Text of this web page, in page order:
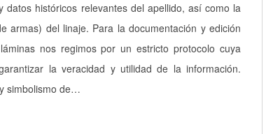
datos históricos relevantes del apellido, así como la
armas) del linaje. Para la documentación y edición
nos regimos por un estricto protocolo cuya
la veracidad y utilidad de la información.
simbolismo de…